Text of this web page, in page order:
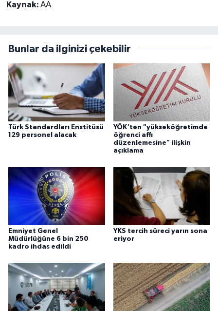
Kaynak: AA
Bunlar da ilginizi çekebilir
Türk Standardları Enstitüsü
129 personel alacak
YÖK'ten "yükseköğretimde
öğrenci affı
düzenlemesine" ilişkin
açıklama
Emniyet Genel
Müdürlüğüne 6 bin 250
kadro ihdas edildi
YKS tercih süreci yarın sona
eriyor